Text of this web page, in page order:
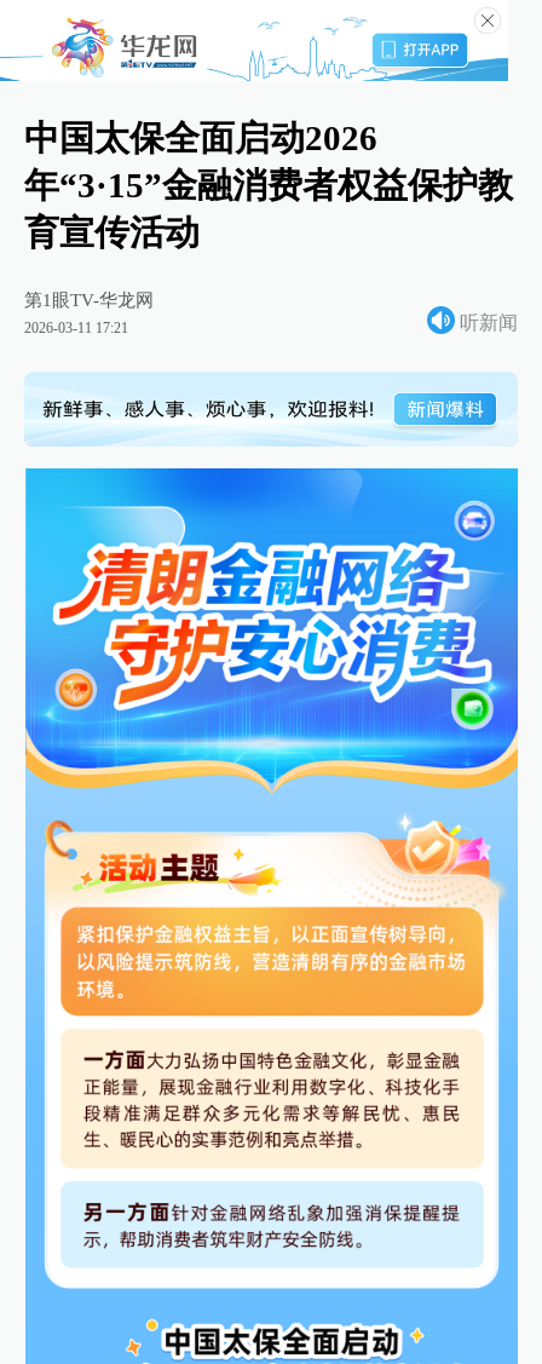
中国太保全面启动2026
年“3·15”金融消费者权益保护教
育宣传活动
第1眼TV-华龙网
2026-03-11 17:21 听新闻